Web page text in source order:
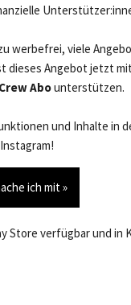
werbefrei, viele
dieses Angebot jetzt
Abounterstützen.
und Inhalte in
ich mit »
Store verfügbar und in